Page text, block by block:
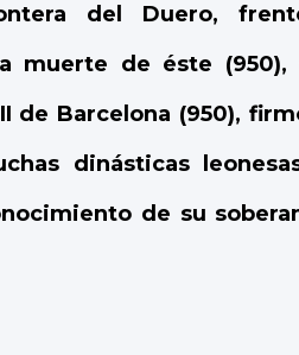
del Duero,
muerte de éste (950),
de Barcelona (950),
dinásticas
de su